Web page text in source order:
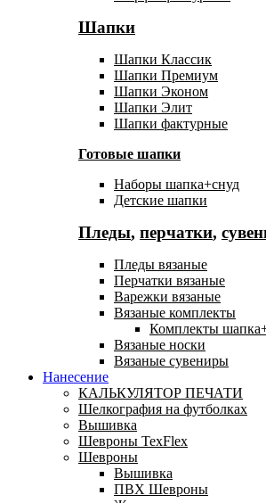
Шапки
Шапки Классик
Шапки Премиум
Шапки Эконом
Шапки Элит
Шапки фактурные
Готовые шапки
Наборы шапка+снуд
Детские шапки
Пледы, перчатки,
Пледы вязаные
Перчатки вязаные
Варежки вязаные
Вязаные комплекты
Комплекты
Вязаные носки
Вязаные сувениры
Нанесение
КАЛЬКУЛЯТОР ПЕЧАТИ
Шелкография на футболках
Вышивка
Шевроны TexFlex
Шевроны
Вышивка
ПВХ Шевроны